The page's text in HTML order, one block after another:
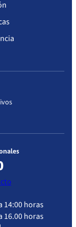
14:00 horas
16.00 horas